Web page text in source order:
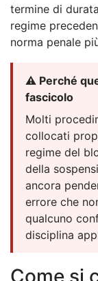
termine di
regime
norma penale
⚠️ Perché
fascicolo
Molti
collocati
regime del
della
ancora
errore che
qualcuno
disciplina
Come si